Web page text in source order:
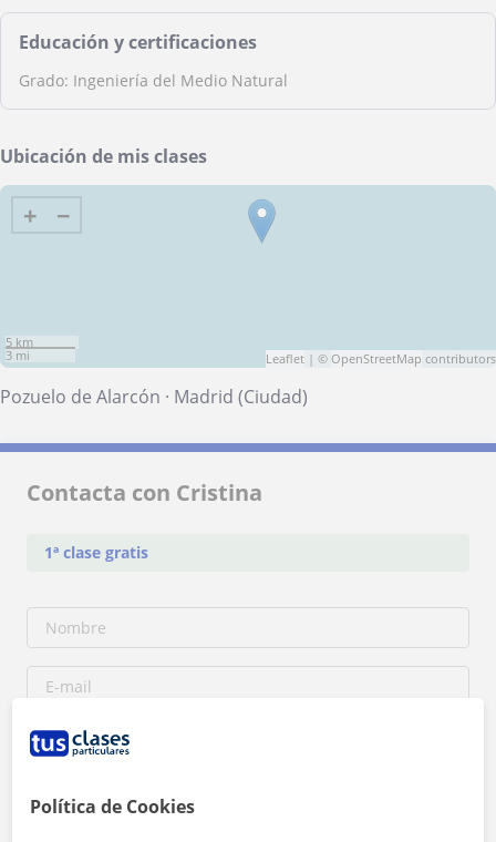
Educación y certificaciones
Grado: Ingeniería del Medio Natural
Ubicación de mis clases
+ −
5 km
3 mi
Leaflet | © OpenStreetMap contributors
Pozuelo de Alarcón · Madrid (Ciudad)
Contacta con Cristina
1ª clase gratis
Política de Cookies